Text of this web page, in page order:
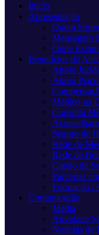
Início
Apresentação
Quem
Mensagem
Onde
Benefícios do
Apoio
Apoio
Médico ao
Consulta
Seguro de
Rede de
Rede de
Cartão de
Parcerias
Formação /
Comunicação
Media
Atividade
Notícias de